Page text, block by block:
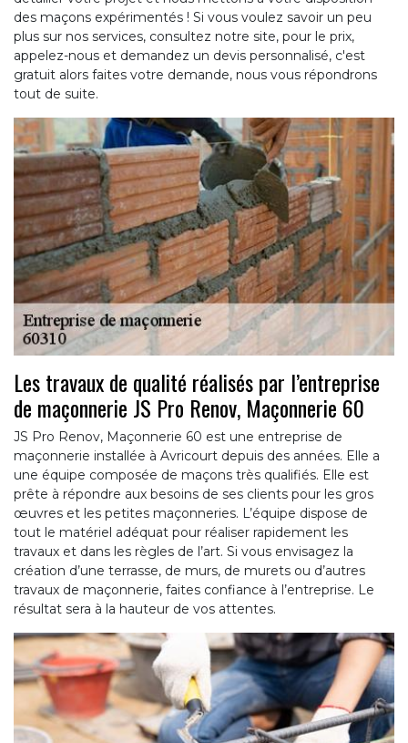
des maçons expérimentés ! Si vous voulez savoir un peu
plus sur nos services, consultez notre site, pour le prix,
appelez-nous et demandez un devis personnalisé, c'est
gratuit alors faites votre demande, nous vous répondrons
tout de suite.
Les travaux de qualité réalisés par l’entreprise
de maçonnerie JS Pro Renov, Maçonnerie 60
JS Pro Renov, Maçonnerie 60 est une entreprise de
maçonnerie installée à Avricourt depuis des années. Elle a
une équipe composée de maçons très qualifiés. Elle est
prête à répondre aux besoins de ses clients pour les gros
œuvres et les petites maçonneries. L’équipe dispose de
tout le matériel adéquat pour réaliser rapidement les
travaux et dans les règles de l’art. Si vous envisagez la
création d’une terrasse, de murs, de murets ou d’autres
travaux de maçonnerie, faites confiance à l’entreprise. Le
résultat sera à la hauteur de vos attentes.